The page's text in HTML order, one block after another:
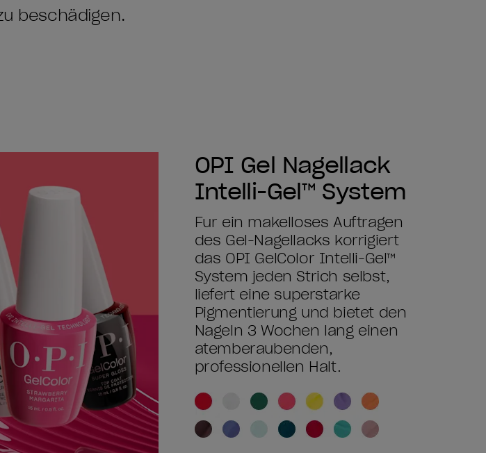
beschädigen.
OPI Gel Nagellack
Intelli-Gel™ System
Für ein makelloses Auftragen
des Gel-Nagellacks korrigiert
das OPI GelColor Intelli-Gel™
System jeden Strich selbst,
liefert eine superstarke
Pigmentierung und bietet den
Nägeln 3 Wochen lang einen
atemberaubenden,
professionellen Halt.